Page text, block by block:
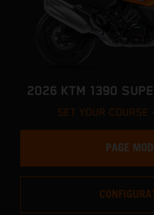
2026 KTM 1390
SET YOUR COURSE
PAGE